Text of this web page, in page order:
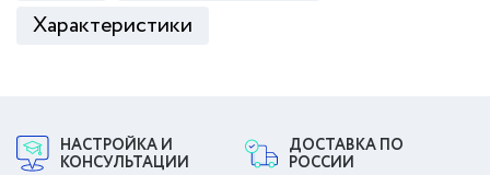
Характеристики
НАСТРОЙКА И
КОНСУЛЬТАЦИИ
ДОСТАВКА ПО
РОССИИ